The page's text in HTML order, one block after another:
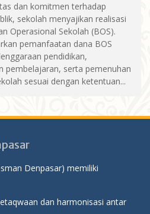
dan komitmen terhadap
sekolah menyajikan realisasi
Operasional Sekolah (BOS).
pemanfaatan dana BOS
pendidikan,
pembelajaran, serta pemenuhan
sesuai dengan ketentuan...
Denpasar) memiliki
dan harmonisasi antar